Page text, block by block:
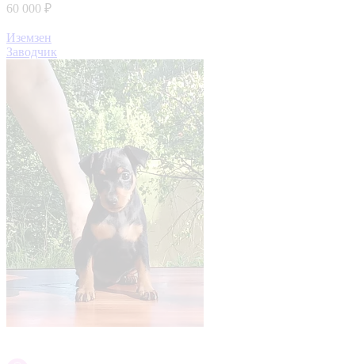
60 000 ₽
Иземзен
Заводчик